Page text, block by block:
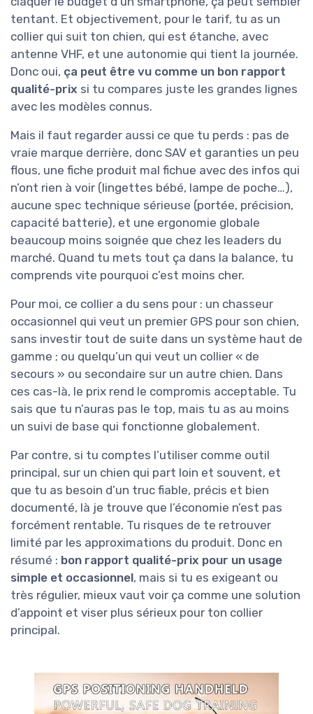
tentant. Et objectivement, pour le tarif, tu as un
collier qui suit ton chien, qui est étanche, avec
antenne VHF, et une autonomie qui tient la journée.
Donc oui, ça peut être vu comme un bon rapport
qualité-prix si tu compares juste les grandes lignes
avec les modèles connus.
Mais il faut regarder aussi ce que tu perds : pas de
vraie marque derrière, donc SAV et garanties un peu
flous, une fiche produit mal fichue avec des infos qui
n’ont rien à voir (lingettes bébé, lampe de poche…),
aucune spec technique sérieuse (portée, précision,
capacité batterie), et une ergonomie globale
beaucoup moins soignée que chez les leaders du
marché. Quand tu mets tout ça dans la balance, tu
comprends vite pourquoi c’est moins cher.
Pour moi, ce collier a du sens pour : un chasseur
occasionnel qui veut un premier GPS pour son chien,
sans investir tout de suite dans un système haut de
gamme ; ou quelqu’un qui veut un collier « de
secours » ou secondaire sur un autre chien. Dans
ces cas-là, le prix rend le compromis acceptable. Tu
sais que tu n’auras pas le top, mais tu as au moins
un suivi de base qui fonctionne globalement.
Par contre, si tu comptes l’utiliser comme outil
principal, sur un chien qui part loin et souvent, et
que tu as besoin d’un truc fiable, précis et bien
documenté, là je trouve que l’économie n’est pas
forcément rentable. Tu risques de te retrouver
limité par les approximations du produit. Donc en
résumé : bon rapport qualité-prix pour un usage
simple et occasionnel, mais si tu es exigeant ou
très régulier, mieux vaut voir ça comme une solution
d’appoint et viser plus sérieux pour ton collier
principal.